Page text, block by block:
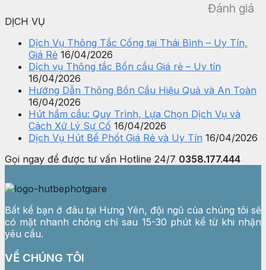
Đánh giá
DỊCH VỤ
Dịch Vụ Thông Tắc Cống tại Thái Bình – Uy Tín,
Giá Rẻ 16/04/2026
Dịch vụ Thông tắc Bồn cầu Giá rẻ – Uy tín
16/04/2026
Hướng Dẫn Thông Bồn Cầu Hiệu Quả và An Toàn
16/04/2026
Hút hầm cầu: Quy Trình, Lựa Chọn Dịch Vụ và
Cách Xử Lý Sự Cố 16/04/2026
Dịch Vụ Hút Bể Phốt Giá Rẻ và Uy Tín 16/04/2026
Gọi ngay để được tư vấn Hotline 24/7 0358.177.444
Bất kể bạn ở đâu tại Hưng Yên, đội ngũ của chúng tôi sẽ
có mặt nhanh chóng chỉ sau 15-30 phút kể từ khi nhận
yêu cầu.
VỀ CHÚNG TÔI